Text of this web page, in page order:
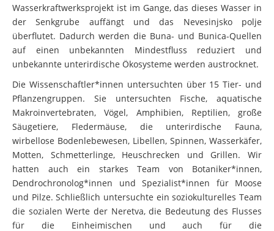
Wasserkraftwerksprojekt ist im Gange, das dieses Wasser in
der Senkgrube auffängt und das Nevesinjsko polje
überflutet. Dadurch werden die Buna- und Bunica-Quellen
auf einen unbekannten Mindestfluss reduziert und
unbekannte unterirdische Ökosysteme werden austrocknet.
Die Wissenschaftler*innen untersuchten über 15 Tier- und
Pflanzengruppen. Sie untersuchten Fische, aquatische
Makroinvertebraten, Vögel, Amphibien, Reptilien, große
Säugetiere, Fledermäuse, die unterirdische Fauna,
wirbellose Bodenlebewesen, Libellen, Spinnen, Wasserkäfer,
Motten, Schmetterlinge, Heuschrecken und Grillen. Wir
hatten auch ein starkes Team von Botaniker*innen,
Dendrochronolog*innen und Spezialist*innen für Moose
und Pilze. Schließlich untersuchte ein soziokulturelles Team
die sozialen Werte der Neretva, die Bedeutung des Flusses
für die Einheimischen und auch für die